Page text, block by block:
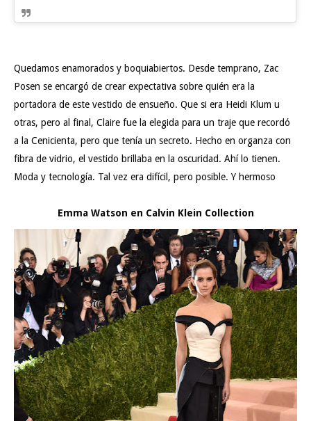
Quedamos enamorados y boquiabiertos. Desde temprano, Zac
Posen se encargó de crear expectativa sobre quién era la
portadora de este vestido de ensueño. Que si era Heidi Klum u
otras, pero al final, Claire fue la elegida para un traje que recordó
a la Cenicienta, pero que tenía un secreto. Hecho en organza con
fibra de vidrio, el vestido brillaba en la oscuridad. Ahí lo tienen.
Moda y tecnología. Tal vez era difícil, pero posible. Y hermoso
Emma Watson en Calvin Klein Collection